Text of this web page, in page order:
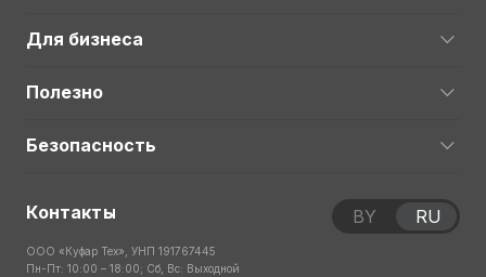
Для бизнеса
Полезно
Безопасность
Контакты
ООО «Куфар Тех», УНП 191767445
Пн-Пт: 10:00 – 18:00; Сб, Вс: Выходной
BY RU